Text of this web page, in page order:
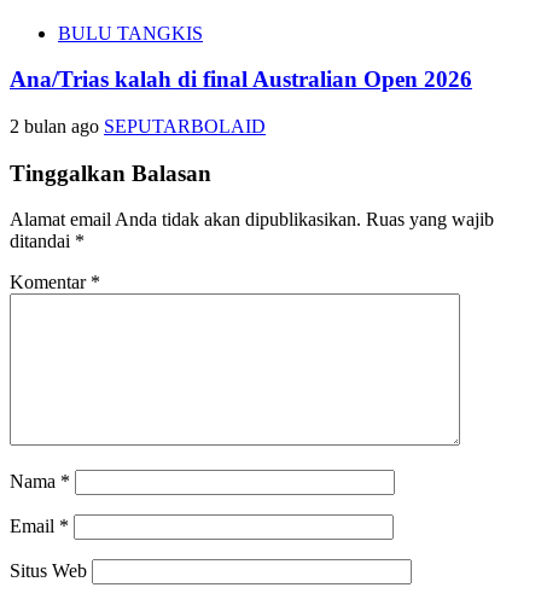
BULU TANGKIS
Ana/Trias kalah di final Australian Open 2026
2 bulan ago SEPUTARBOLAID
Tinggalkan Balasan
Alamat email Anda tidak akan dipublikasikan. Ruas yang wajib
ditandai *
Komentar *
Nama *
Email *
Situs Web